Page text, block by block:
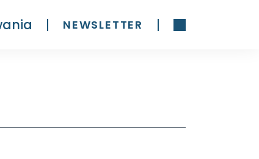
NEWSLETTER